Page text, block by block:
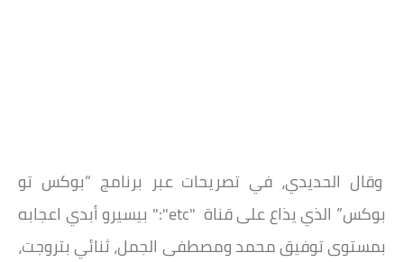
وقال الحديدي، في تصريحات عبر برنامج “بوكس تو
بوكس” الذي يذاع على قناة "etc":" بيسيرو أبدي اعجابه
بمستوى توفيق محمد ومصطفى الجمل، ثنائي بتروجت،